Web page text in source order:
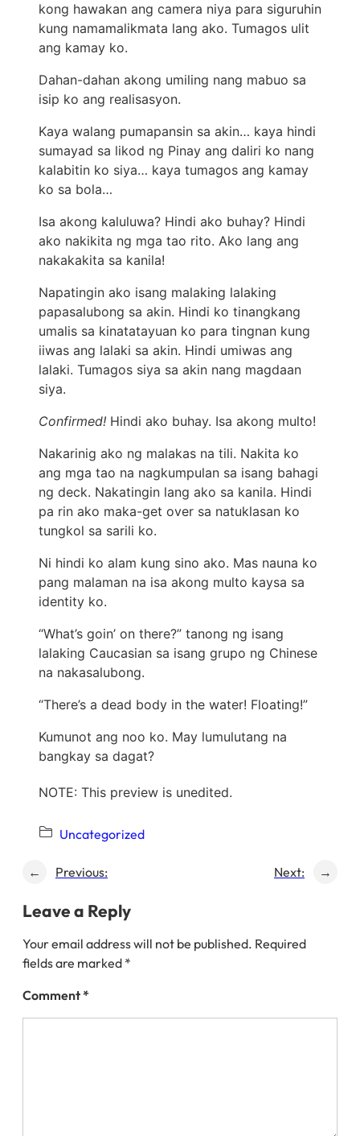
kong hawakan ang camera niya para siguruhin
kung namamalikmata lang ako. Tumagos ulit
ang kamay ko.
Dahan-dahan akong umiling nang mabuo sa
isip ko ang realisasyon.
Kaya walang pumapansin sa akin… kaya hindi
sumayad sa likod ng Pinay ang daliri ko nang
kalabitin ko siya… kaya tumagos ang kamay
ko sa bola…
Isa akong kaluluwa? Hindi ako buhay? Hindi
ako nakikita ng mga tao rito. Ako lang ang
nakakakita sa kanila!
Napatingin ako isang malaking lalaking
papasalubong sa akin. Hindi ko tinangkang
umalis sa kinatatayuan ko para tingnan kung
iiwas ang lalaki sa akin. Hindi umiwas ang
lalaki. Tumagos siya sa akin nang magdaan
siya.
Confirmed! Hindi ako buhay. Isa akong multo!
Nakarinig ako ng malakas na tili. Nakita ko
ang mga tao na nagkumpulan sa isang bahagi
ng deck. Nakatingin lang ako sa kanila. Hindi
pa rin ako maka-get over sa natuklasan ko
tungkol sa sarili ko.
Ni hindi ko alam kung sino ako. Mas nauna ko
pang malaman na isa akong multo kaysa sa
identity ko.
“What’s goin’ on there?” tanong ng isang
lalaking Caucasian sa isang grupo ng Chinese
na nakasalubong.
“There’s a dead body in the water! Floating!”
Kumunot ang noo ko. May lumulutang na
bangkay sa dagat?
NOTE: This preview is unedited.
Uncategorized
← Previous: Next: →
Leave a Reply
Your email address will not be published. Required
fields are marked *
Comment*